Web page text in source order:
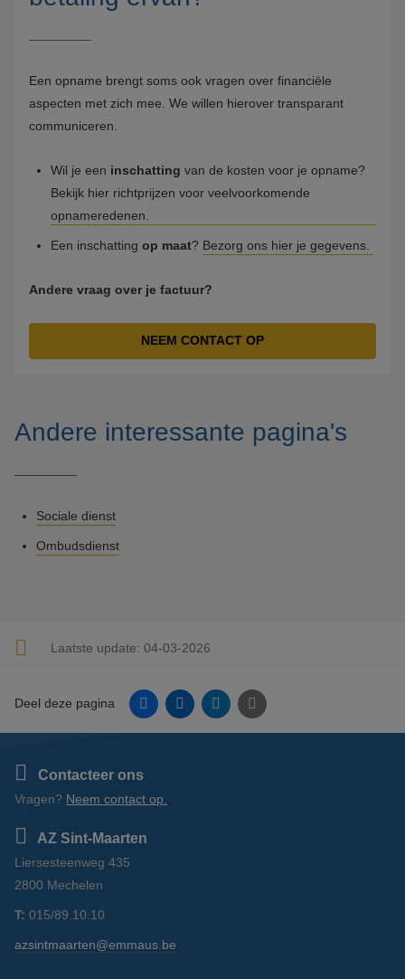
Een opname brengt soms ook vragen over financiële
aspecten met zich mee. We willen hierover transparant
communiceren.
Wil je een inschatting van de kosten voor je opname?
Bekijk hier richtprijzen voor veelvoorkomende
opnameredenen.
Een inschatting op maat? Bezorg ons hier je gegevens.
Andere vraag over je factuur?
NEEM CONTACT OP
Andere interessante pagina's
Sociale dienst
Ombudsdienst
Laatste update: 04-03-2026
Deel deze pagina FacebookLinkedinTwitter E-mail
Contacteer ons
Vragen? Neem contact op.
AZ Sint-Maarten
Liersesteenweg 435
2800 Mechelen
T: 015/89.10.10
azsintmaarten@emmaus.be